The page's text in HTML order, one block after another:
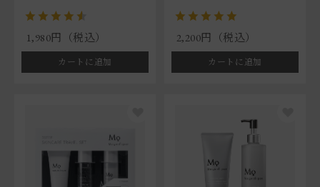
1,980円（税込）
カートに追加
2,200円（税込）
カートに追加